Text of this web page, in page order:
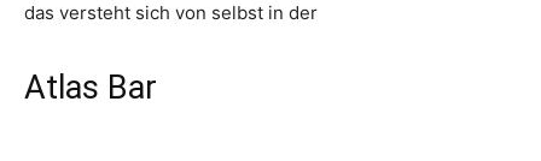
das versteht sich von selbst in der
Atlas Bar